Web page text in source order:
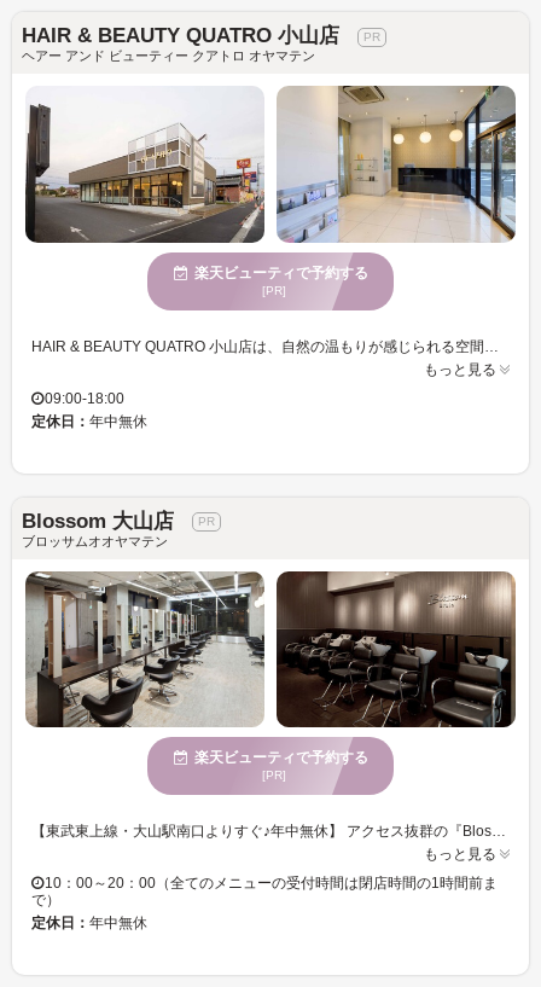
HAIR & BEAUTY QUATRO 小山店
ヘアー アンド ビューティー クアトロ オヤマテン
楽天ビューティで予約する
[PR]
もっと見る
09:00-18:00
定休日： 年中無休
Blossom 大山店
ブロッサムオオヤマテン
楽天ビューティで予約する
[PR]
もっと見る
10：00～20：00（全てのメニューの受付時間は閉店時間の1時間前ま
で）
定休日： 年中無休